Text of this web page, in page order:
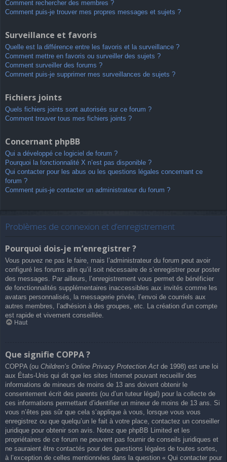
Comment rechercher des membres ?
Comment puis-je trouver mes propres messages et sujets ?
Surveillance et favoris
Quelle est la différence entre les favoris et la surveillance ?
Comment mettre en favoris ou surveiller des sujets ?
Comment surveiller des forums ?
Comment puis-je supprimer mes surveillances de sujets ?
Fichiers joints
Quels fichiers joints sont autorisés sur ce forum ?
Comment trouver tous mes fichiers joints ?
Concernant phpBB
Qui a développé ce logiciel de forum ?
Pourquoi la fonctionnalité X n’est pas disponible ?
Qui contacter pour les abus ou les questions légales concernant ce
forum ?
Comment puis-je contacter un administrateur du forum ?
Problèmes de connexion et d’enregistrement
Pourquoi dois-je m’enregistrer ?
Vous pouvez ne pas le faire, mais l’administrateur du forum peut avoir
configuré les forums afin qu’il soit nécessaire de s’enregistrer pour poster
des messages. Par ailleurs, l’enregistrement vous permet de bénéficier
de fonctionnalités supplémentaires inaccessibles aux invités comme les
avatars personnalisés, la messagerie privée, l’envoi de courriels aux
autres membres, l’adhésion à des groupes, etc. La création d’un compte
est rapide et vivement conseillée.
Haut
Que signifie COPPA ?
COPPA (ou Children’s Online Privacy Protection Act de 1998) est une loi
aux États-Unis qui dit que les sites Internet pouvant recueillir des
informations de mineurs de moins de 13 ans doivent obtenir le
consentement écrit des parents (ou d’un tuteur légal) pour la collecte de
ces informations permettant d’identifier un mineur de moins de 13 ans. Si
vous n’êtes pas sûr que cela s’applique à vous, lorsque vous vous
enregistrez ou que quelqu’un le fait à votre place, contactez un conseiller
juridique pour obtenir son avis. Notez que phpBB Limited et les
propriétaires de ce forum ne peuvent pas fournir de conseils juridiques et
ne sauraient être contactés pour des questions légales de toutes sortes,
à l’exception de celles mentionnées dans la question « Qui contacter pour